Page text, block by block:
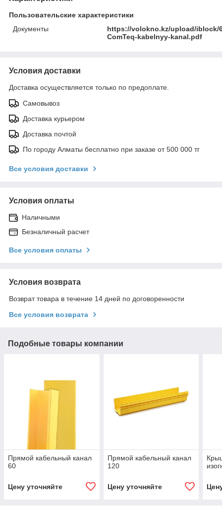
Пользовательские характеристики
Документы
https://volokno.kz/upload/iblock/
ComTeq-kabelnyy-kanal.pdf
Условия доставки
Доставка осуществляется только по предоплате.
Самовывоз
Доставка курьером
Доставка почтой
По городу Алматы бесплатно при заказе от 500 000 тг
Все условия доставки
Условия оплаты
Наличными
Безналичный расчет
Все условия оплаты
Условия возврата
Возврат товара в течение 14 дней по договоренности
Все условия возврата
Подобные товары компании
Прямой кабельный канал
60
Цену уточняйте
Прямой кабельный канал
120
Цену уточняйте